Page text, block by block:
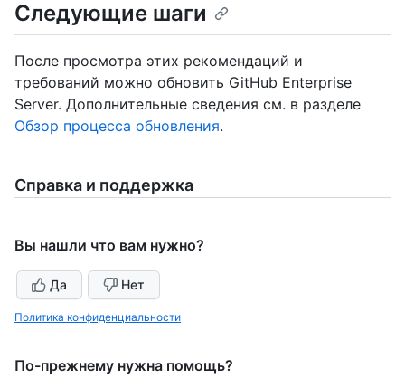
Следующие шаги
После просмотра этих рекомендаций и
требований можно обновить GitHub Enterprise
Server. Дополнительные сведения см. в разделе
Обзор процесса обновления.
Справка и поддержка
Вы нашли что вам нужно?
Да Нет
Политика конфиденциальности
По-прежнему нужна помощь?